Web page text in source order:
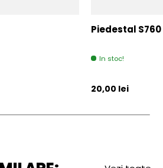
Piedestal S760
In stoc!
Pret initial
20,00 lei